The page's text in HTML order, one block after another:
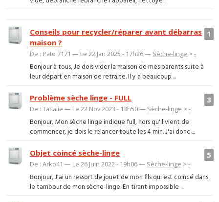
1
Conseils pour recycler/réparer avant débarras
maison ?
De : Pato 7171 — Le 22 Jan 2025 - 17h26 — Sèche-linge >-
Bonjour à tous, Je dois vider la maison de mes parents suite à
leur départ en maison de retraite. Il y a beaucoup ...
3
Problème sèche linge - FULL
De : Tatialie — Le 22 Nov 2023 - 13h50 — Sèche-linge >-
Bonjour, Mon sèche linge indique full, hors qu'il vient de
commencer, je dois le relancer toute les 4 min. J'ai donc ...
5
Objet coincé sèche-linge
De : Arko41 — Le 26 Juin 2022 - 19h06 — Sèche-linge >-
Bonjour, J'ai un ressort de jouet de mon fils qui est coincé dans
le tambour de mon sèche-linge. En tirant impossible ...